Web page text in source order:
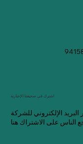
اشترك في صحيفتنا الإخبارية